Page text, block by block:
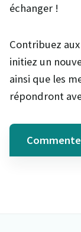
échanger !
Contribuez
initiez un
ainsi que les
répondront